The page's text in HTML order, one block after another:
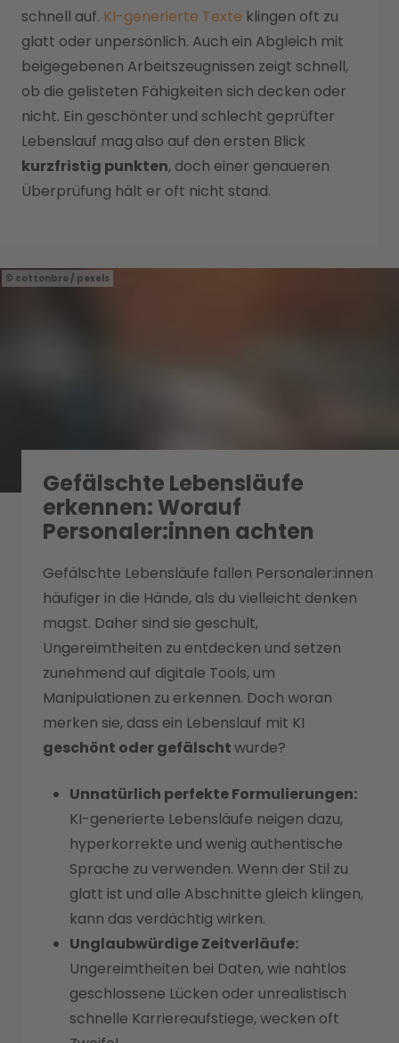
schnell auf. KI-generierte Texte klingen oft zu
glatt oder unpersönlich. Auch ein Abgleich mit
beigegebenen Arbeitszeugnissen zeigt schnell,
ob die gelisteten Fähigkeiten sich decken oder
nicht. Ein geschönter und schlecht geprüfter
Lebenslauf mag also auf den ersten Blick
kurzfristig punkten, doch einer genaueren
Überprüfung hält er oft nicht stand.
cottonbro / pexels
Gefälschte Lebensläufe
erkennen: Worauf
Personaler:innen achten
Gefälschte Lebensläufe fallen Personaler:innen
häufiger in die Hände, als du vielleicht denken
magst. Daher sind sie geschult,
Ungereimtheiten zu entdecken und setzen
zunehmend auf digitale Tools, um
Manipulationen zu erkennen. Doch woran
merken sie, dass ein Lebenslauf mit KI
geschönt oder gefälschtwurde?
Unnatürlich perfekte Formulierungen:
KI-generierte Lebensläufe neigen dazu,
hyperkorrekte und wenig authentische
Sprache zu verwenden. Wenn der Stil zu
glatt ist und alle Abschnitte gleich klingen,
kann das verdächtig wirken.
Unglaubwürdige Zeitverläufe:
Ungereimtheiten bei Daten, wie nahtlos
geschlossene Lücken oder unrealistisch
schnelle Karriereaufstiege, wecken oft